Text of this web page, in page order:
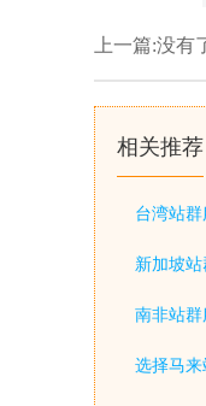
上一篇:没有
相关推荐
台湾站
新加坡
南非站群
选择马来